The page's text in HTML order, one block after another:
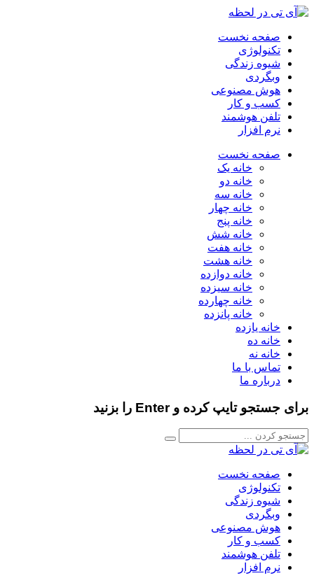
صفحه نخست
تکنولوژی
شیوه زندگی
وبگردی
هوش مصنوعی
کسب و کار
تلفن هوشمند
نرم افزار
صفحه نخست
خانه یک
خانه دو
خانه سه
خانه چهار
خانه پنج
خانه شش
خانه هفت
خانه هشت
خانه دوازده
خانه سیزده
خانه چهارده
خانه پانزده
خانه یازده
خانه ده
خانه نه
تماس با ما
درباره ما
برای جستجو تایپ کرده و Enter را بزنید
صفحه نخست
تکنولوژی
شیوه زندگی
وبگردی
هوش مصنوعی
کسب و کار
تلفن هوشمند
نرم افزار